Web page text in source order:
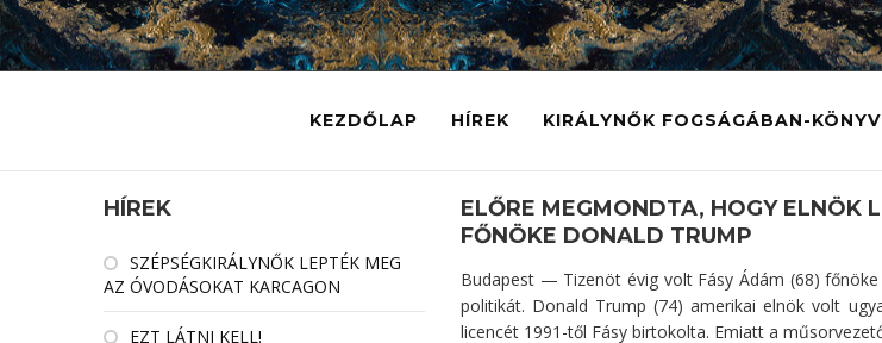
KEZDŐLAP HÍREK KIRÁLYNŐK FOGSÁGÁBAN-KÖNYV
HÍREK
SZÉPSÉGKIRÁLYNŐK LEPTÉK MEG
AZ ÓVODÁSOKAT KARCAGON
EZT LÁTNI KELL!
ELŐRE MEGMONDTA, HOGY ELNÖK
FŐNÖKE DONALD TRUMP
Budapest — Tizenöt évig volt Fásy Ádám (68)
politikát. Donald Trump (74) amerikai elnök volt
licencét 1991-től Fásy birtokolta. Emiatt a